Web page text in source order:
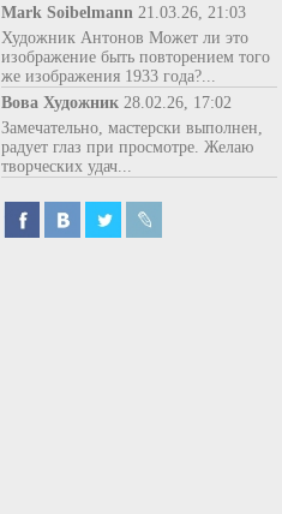
Mark Soibelmann 21.03.26, 21:03
Художник Антонов Может ли это
изображение быть повторением того
же изображения 1933 года?...
Вова Художник 28.02.26, 17:02
Замечательно, мастерски выполнен,
радует глаз при просмотре. Желаю
творческих удач...